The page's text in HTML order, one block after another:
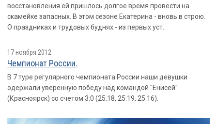
восстановления ей пришлось долгое время провести на
скамейке запасных. В этом сезоне Екатерина - вновь в строю.
О праздниках и трудовых буднях - из первых уст.
17 ноября 2012
Чемпионат России.
В 7 туре регулярного чемпионата России наши девушки
одержали уверенную победу над командой "Енисей"
(Красноярск) со счетом 3:0 (25:18, 25:19, 25:16).